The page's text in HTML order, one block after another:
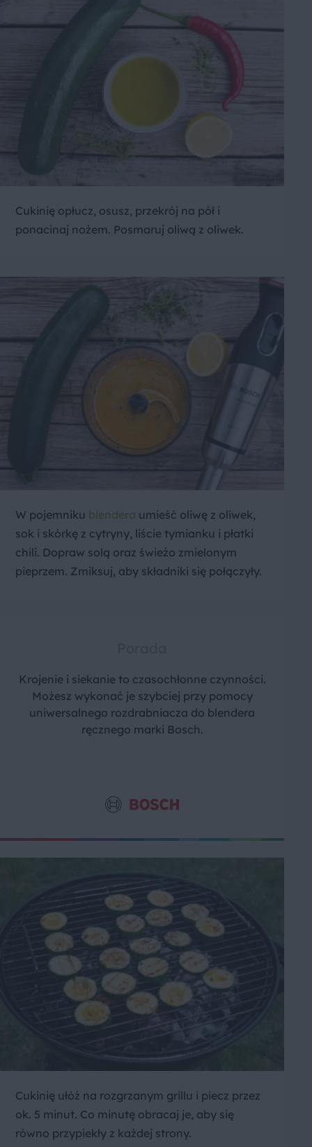
Cukinię opłucz, osusz, przekrój na pół i
ponacinaj nożem. Posmaruj oliwą z oliwek.
W pojemniku blendera umieść oliwę z oliwek,
sok i skórkę z cytryny, liście tymianku i płatki
chili. Dopraw solą oraz świeżo zmielonym
pieprzem. Zmiksuj, aby składniki się połączyły.
Krojenie i siekanie to czasochłonne czynności.
Możesz wykonać je szybciej przy pomocy
uniwersalnego rozdrabniacza do blendera
ręcznego marki Bosch.
Cukinię ułóż na rozgrzanym grillu i piecz przez
ok. 5 minut. Co minutę obracaj je, aby się
równo przypiekły z każdej strony.